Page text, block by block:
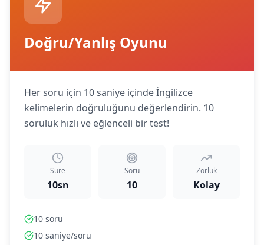
Doğru/Yanlış Oyunu
Her soru için 10 saniye içinde İngilizce
kelimelerin doğruluğunu değerlendirin. 10
soruluk hızlı ve eğlenceli bir test!
Süre
10sn
Soru
10
Zorluk
Kolay
10 soru
10 saniye/soru